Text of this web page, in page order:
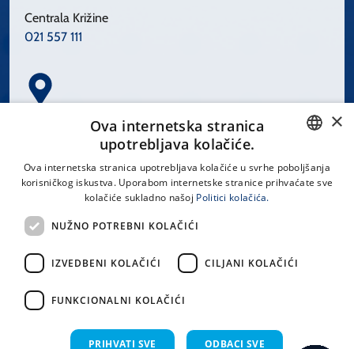
Centrala Križine
021 557 111
Spinčićeva 1, 21000 Split
LINKOVI
Uvjeti korištenja
CROATIAN
×
Ova internetska stranica
upotrebljava kolačiće.
Ova internetska stranica upotrebljava kolačiće u svrhe poboljšanja
korisničkog iskustva. Uporabom internetske stranice prihvaćate sve
kolačiće sukladno našoj Politici kolačića.
NUŽNO POTREBNI KOLAČIĆI
IZVEDBENI KOLAČIĆI CILJANI KOLAČIĆI
FUNKCIONALNI KOLAČIĆI
PRIHVATI SVE ODBACI SVE